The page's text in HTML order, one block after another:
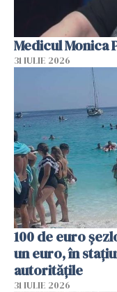
Medicul Monica
31 IULIE 2026
100 de euro
un euro, în
autoritățile
31 IULIE 2026